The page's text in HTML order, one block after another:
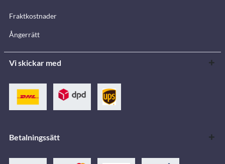
Fraktkostnader
Ångerrätt
Vi skickar med
Betalningssätt